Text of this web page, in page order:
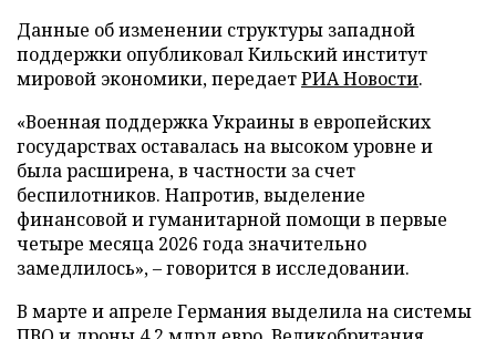
Данные об изменении структуры западной
поддержки опубликовал Кильский институт
мировой экономики, передаетРИА Новости.
«Военная поддержка Украины в европейских
государствах оставалась на высоком уровне и
была расширена, в частности за счет
беспилотников. Напротив, выделение
финансовой и гуманитарной помощи в первые
четыре месяца 2026 года значительно
замедлилось», – говорится в исследовании.
В марте и апреле Германия выделила на системы